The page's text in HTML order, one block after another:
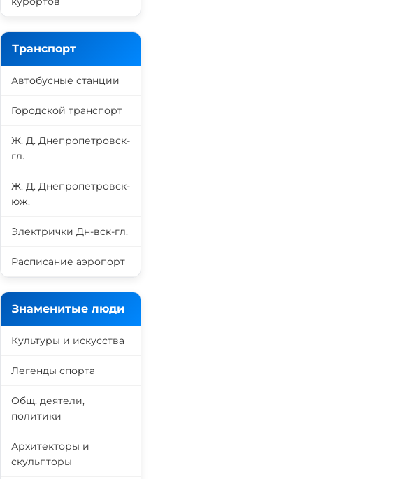
Транспорт
Автобусные станции
Городской транспорт
Ж. Д. Днепропетровск-
гл.
Ж. Д. Днепропетровск-
юж.
Электрички Дн-вск-гл.
Расписание аэропорт
Знаменитые люди
Культуры и искусства
Легенды спорта
Общ. деятели,
политики
Архитекторы и
скульпторы